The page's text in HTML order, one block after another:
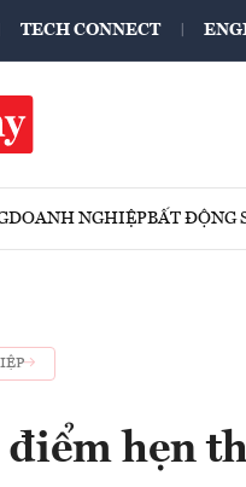
TECH CONNECT
DOANH NGHIỆPBẤT ĐỘNG
điểm hẹn